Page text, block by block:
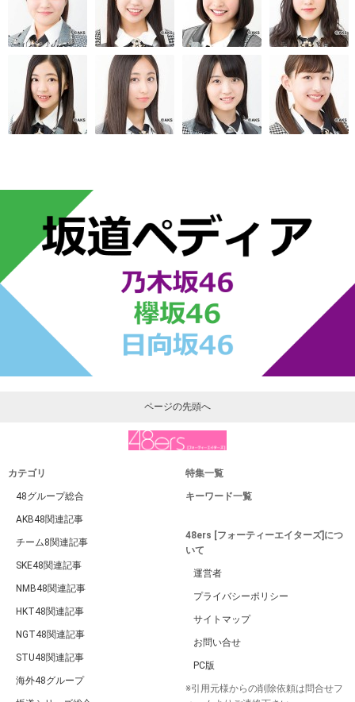
ページの先頭へ
カテゴリ
48グループ総合
AKB48関連記事
チーム8関連記事
SKE48関連記事
NMB48関連記事
HKT48関連記事
NGT48関連記事
STU48関連記事
海外48グループ
特集一覧
キーワード一覧
48ers [フォーティーエイターズ]につ
いて
運営者
プライバシーポリシー
サイトマップ
お問い合せ
PC版
※引用元様からの削除依頼は問合せフ